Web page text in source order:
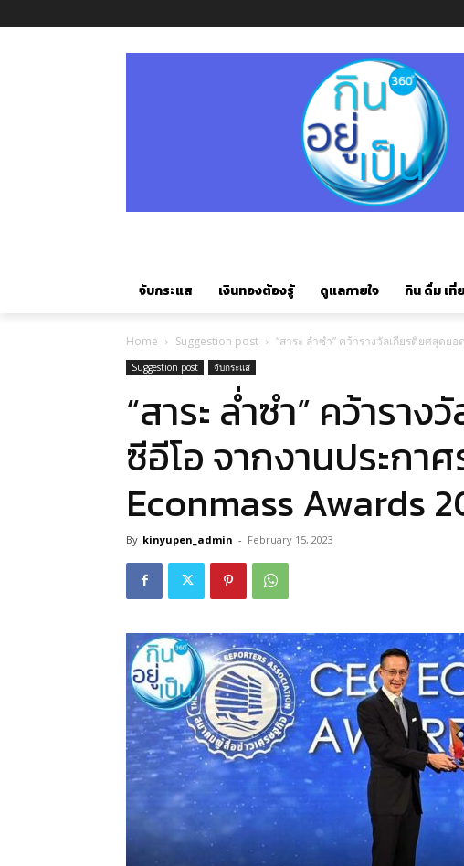
จับกระแส เงินทองต้องรู้ ดูแลกายใจ กิน ดื่ม เที่
Home Suggestion post “สาระ ล่ำซำ” คว้ารางวัลเกียรติยศสุดย
Suggestion post จับกระแส
“สาระ ล่ำซำ” คว้ารา
ซีอีโอ จากงานประกาศ
Econmass Awards
By kinyupen_admin - February 15, 2023